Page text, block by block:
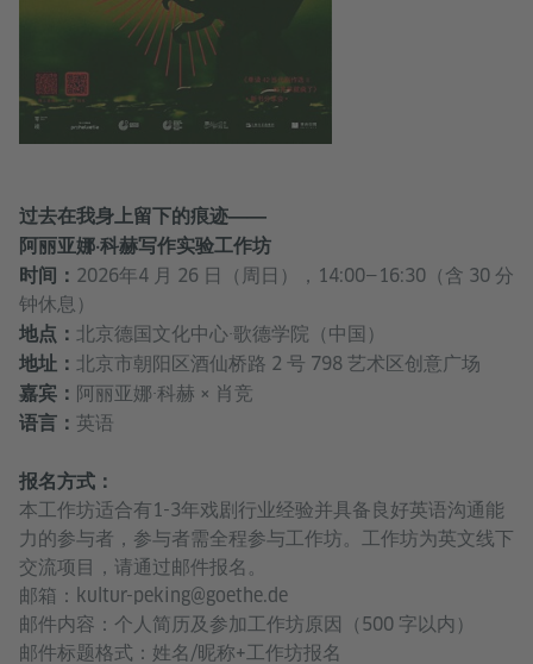
过去在我身上留下的痕迹——
阿丽亚娜·科赫写作实验工作坊
时间： 2026年4 月 26 日（周日），14:00—16:30（含 30 分
钟休息）
地点： 北京德国文化中心·歌德学院（中国）
地址： 北京市朝阳区酒仙桥路 2 号 798 艺术区创意广场
嘉宾： 阿丽亚娜·科赫 × 肖竞
语言： 英语
报名方式：
本工作坊适合有1-3年戏剧行业经验并具备良好英语沟通能
力的参与者，参与者需全程参与工作坊。工作坊为英文线下
交流项目，请通过邮件报名。
邮箱：kultur-peking@goethe.de
邮件内容：个人简历及参加工作坊原因（500 字以内）
邮件标题格式：姓名/昵称+工作坊报名